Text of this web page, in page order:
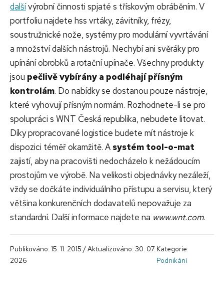
dalšívýrobní činnosti spjaté s třískovým obráběním. V
portfoliu najdete hss vrtáky, závitníky, frézy,
soustružnické nože, systémy pro modulární vyvrtávání
a množství dalších nástrojů. Nechybí ani svěráky pro
upínání obrobků a rotační upínače. Všechny produkty
jsou pečlivě vybírány a podléhají přísným
kontrolám. Do nabídky se dostanou pouze nástroje,
které vyhovují přísným normám. Rozhodnete-li se pro
spolupráci s WNT Česká republika, nebudete litovat.
Díky propracované logistice budete mít nástroje k
dispozici téměř okamžitě. A systém tool-o-mat
zajistí, aby na pracovišti nedocházelo k nežádoucím
prostojům ve výrobě. Na velikosti objednávky nezáleží,
vždy se dočkáte individuálního přístupu a servisu, který
většina konkurenčních dodavatelů nepovažuje za
standardní. Další informace najdete na www.wnt.com.
Publikováno: 15. 11. 2015 / Aktualizováno: 30. 07.
2026
Kategorie:
Podnikání